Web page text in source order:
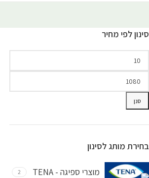
סינון לפי מחיר
סנן
בחירת מותג לסינון
מוצרי ספיגה - TENA 2